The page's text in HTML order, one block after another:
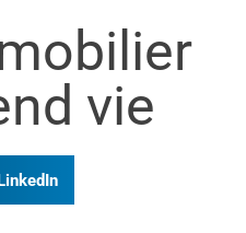
vie